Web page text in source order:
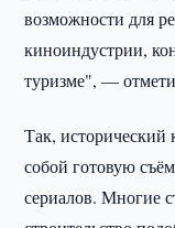
возможности для
киноиндустрии,
туризме", —
Так, исторический
собой готовую
сериалов. Многие